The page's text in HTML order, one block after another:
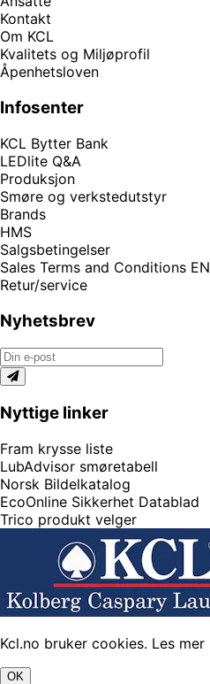
Kontakt
Om KCL
Kvalitets og Miljøprofil
Åpenhetsloven
Infosenter
KCL Bytter Bank
LEDlite Q&A
Produksjon
Smøre og verkstedutstyr
Brands
HMS
Salgsbetingelser
Sales Terms and Conditions EN
Retur/service
Nyhetsbrev
Nyttige linker
Fram krysse liste
LubAdvisor smøretabell
Norsk Bildelkatalog
EcoOnline Sikkerhet Datablad
Trico produkt velger
Kcl.no bruker cookies. Les mer
OK